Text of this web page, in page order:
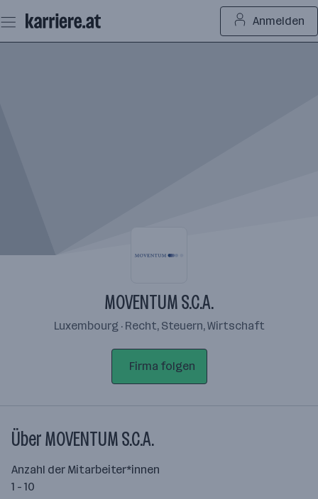
Seiteninhalt
springen
Anmelden
MOVENTUM S.C.A.
Luxembourg · Recht, Steuern, Wirtschaft
Firma folgen
Über MOVENTUM S.C.A.
Anzahl der Mitarbeiter*innen
1 - 10